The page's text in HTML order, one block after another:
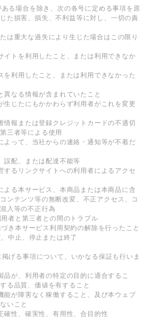
る場合を除き、次の各号に定める事項を原
た損害、損失、不利益等に対し、⼀切の責
は重⼤な過失により⽣じた場合はこの限り
イトを利⽤したこと、または利⽤できなか
を利⽤したこと、または利⽤できなかった
異なる情報が含まれていたこと
⽣じたにもかかわらず利⽤者がこれを変更
情報または登録クレジットカードの不適切
三者等による使⽤
よって、当社からの連絡・通知等が不着だ
誤配、または配達不能等
するリンクサイトへの利⽤者によるアクセ
よる本サービス、本商品または本商品に含
ンテンツ等の無断改変、不正アクセス、コ
⼊等の不正⾏為
者と第三者との間のトラブル
き本サービス利⽤契約の解除を⾏ったこと
中⽌、停⽌または終了
げる事項について、いかなる保証も⾏いま
品が、利⽤者の特定の⽬的に適合するこ
る品質、価値を有すること
能が障害なく稼働すること、及び本ウェブ
いこと
確性、確実性、有⽤性、合⽬的性